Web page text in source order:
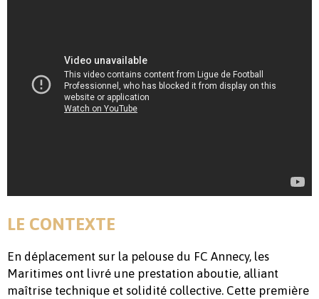
LE CONTEXTE
En déplacement sur la pelouse du FC Annecy, les
Maritimes ont livré une prestation aboutie, alliant
maîtrise technique et solidité collective. Cette première